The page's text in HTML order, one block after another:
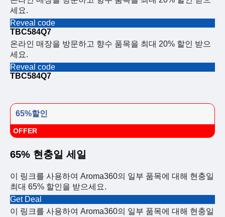
세요.
Reveal code
TBC584Q7
온라인 매장을 방문하고 향수 품목을 최대 20% 할인 받으
세요.
Reveal code
TBC584Q7
65%할인
OFFER
65% 현충일 세일
이 링크를 사용하여 Aroma360의 일부 품목에 대해 현충일
최대 65% 할인을 받으세요.
Get Deal
이 링크를 사용하여 Aroma360의 일부 품목에 대해 현충일